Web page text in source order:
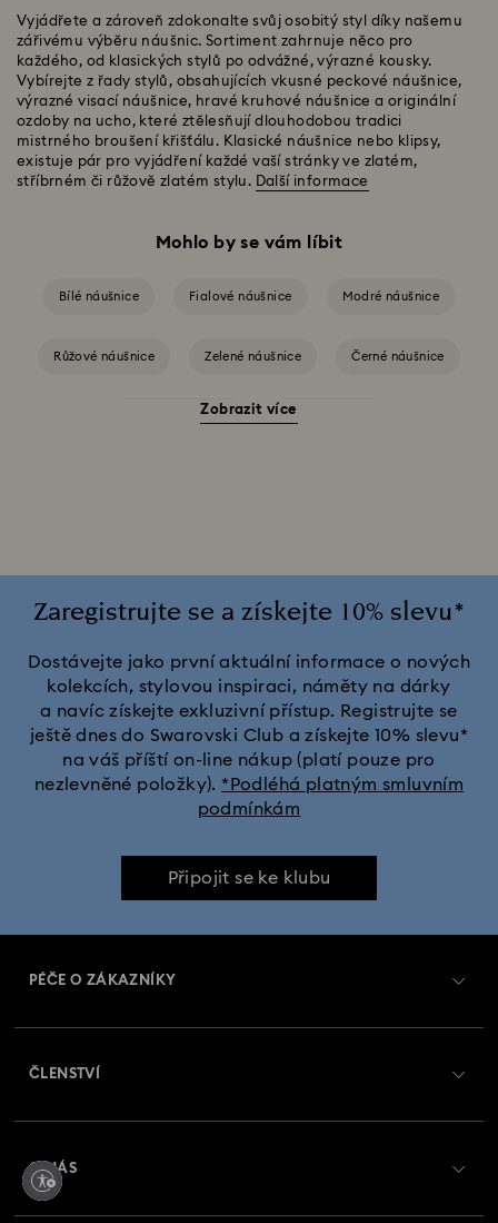
Vyjádřete a zároveň zdokonalte svůj osobitý styl díky našemu
zářivému výběru náušnic. Sortiment zahrnuje něco pro
každého, od klasických stylů po odvážné, výrazné kousky.
Vybírejte z řady stylů, obsahujících vkusné peckové náušnice,
výrazné visací náušnice, hravé kruhové náušnice a originální
ozdoby na ucho, které ztělesňují dlouhodobou tradici
mistrného broušení křišťálu. Klasické náušnice nebo klipsy,
existuje pár pro vyjádření každé vaší stránky ve zlatém,
stříbrném či růžově zlatém stylu. Další informace
Mohlo by se vám líbit
Bílé náušnice Fialové náušnice Modré náušnice
Růžové náušnice Zelené náušnice Černé náušnice
Červené náušnice Žluté náušnice
Zobrazit více
Zaregistrujte se a získejte 10% slevu*
Dostávejte jako první aktuální informace o nových
kolekcích, stylovou inspiraci, náměty na dárky
a navíc získejte exkluzivní přístup. Registrujte se
ještě dnes do Swarovski Club a získejte 10% slevu*
na váš příští on-line nákup (platí pouze pro
nezlevněné položky). *Podléhá platným smluvním
podmínkám
Připojit se ke klubu
PÉČE O ZÁKAZNÍKY
Zasílání
ČLENSTVÍ
Swarovski Club
O NÁS